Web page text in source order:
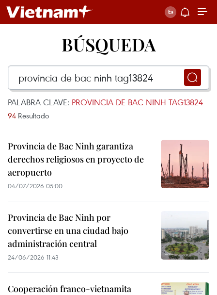
BÚSQUEDA
PALABRA CLAVE: PROVINCIA DE BAC NINH TAG13824
94 Resultado
Provincia de Bac Ninh garantiza
derechos religiosos en proyecto de
aeropuerto
04/07/2026 05:00
Provincia de Bac Ninh por
convertirse en una ciudad bajo
administración central
24/06/2026 11:43
Cooperación franco-vietnamita